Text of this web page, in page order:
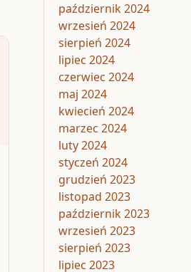
październik 2024
wrzesień 2024
sierpień 2024
lipiec 2024
czerwiec 2024
maj 2024
kwiecień 2024
marzec 2024
luty 2024
styczeń 2024
grudzień 2023
listopad 2023
październik 2023
wrzesień 2023
sierpień 2023
lipiec 2023